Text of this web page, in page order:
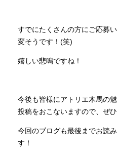
すでにたくさんの方にご応募
変そうです！(笑)
嬉しい悲鳴ですね！
今後も皆様にアトリエ木馬の
投稿をおこないますので、ぜ
今回のブログも最後までお読
す！